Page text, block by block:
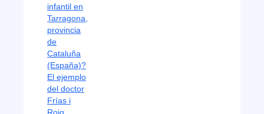
infantil en
Tarragona,
provincia
de
Cataluña
(España)?
El ejemplo
del doctor
Frías i